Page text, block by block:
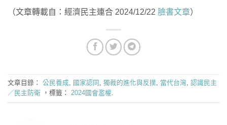
（文章轉載自：經濟民主連合 2024/12/22 臉書文章）
文章目錄： 公民養成, 國家認同 , 獨裁的進化與反撲, 當代台灣, 認識民主
／民主防衛 ，標籤： 2024國會濫權.